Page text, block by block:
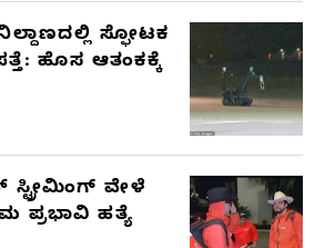
ಸ್ಫೋಟಕ
ಹೊಸ ಆತಂಕಕ್ಕೆ
ವೇಳೆ
ಪ್ರಭಾವಿ ಹತ್ಯೆ